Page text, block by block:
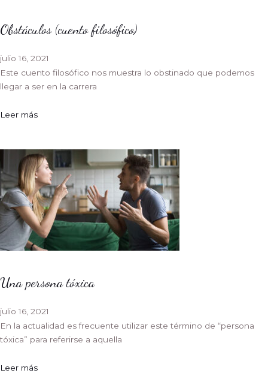
Obstáculos (cuento filosófico)
julio 16, 2021
Este cuento filosófico nos muestra lo obstinado que podemos
llegar a ser en la carrera
Leer más
Una persona tóxica
julio 16, 2021
En la actualidad es frecuente utilizar este término de “persona
tóxica” para referirse a aquella
Leer más